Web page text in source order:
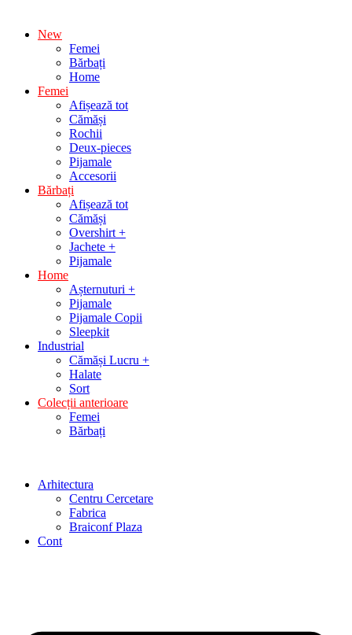
New
Femei
Bărbați
Home
Femei
Afișează tot
Cămăși
Rochii
Deux-pieces
Pijamale
Accesorii
Bărbați
Afișează tot
Cămăși
Overshirt +
Jachete +
Pijamale
Home
Așternuturi +
Pijamale
Pijamale Copii
Sleepkit
Industrial
Cămăși Lucru +
Halate
Sort
Colecții anterioare
Femei
Bărbați
Arhitectura
Centru Cercetare
Fabrica
Braiconf Plaza
Cont